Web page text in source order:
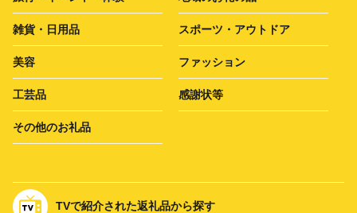
雑貨・日用品 スポーツ・アウトドア
美容 ファッション
工芸品 感謝状等
その他のお礼品
TVで紹介された返礼品から探す